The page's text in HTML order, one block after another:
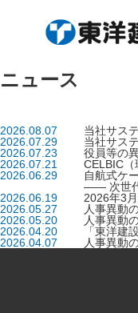
ニュース
2026.08.07
当社サス
2026.07.29
当社サス
2026.07.23
役員等の
2026.07.21
CELBIC
2026.06.29
自航式ケ
―― 次世
2026.06.19
2026年3
2026.05.27
人事異動
2026.05.20
人事異動
2026.04.20
「東洋建
2026.04.07
人事異動